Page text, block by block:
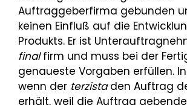
Auftraggeberfirma gebunden
keinen Einfluß auf die
Produkts. Er ist
finalfirm und muss bei der
genaueste Vorgaben erfüllen.
wenn der terzistaden Auftrag
erhält, weil die Auftrag gebende